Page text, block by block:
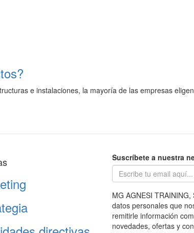
e instalaciones, la mayoría de las empresas
Suscríbete a nuestra
MG AGNESI
datos personales que
remitirle información
novedades, ofertas y